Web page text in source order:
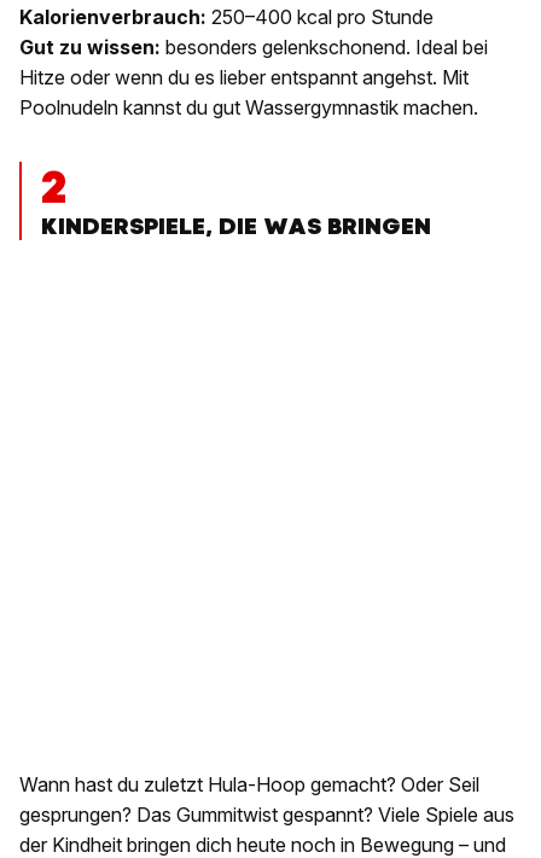
Kalorienverbrauch: 250–400 kcal pro Stunde
Gut zu wissen: besonders gelenkschonend. Ideal bei
Hitze oder wenn du es lieber entspannt angehst. Mit
Poolnudeln kannst du gut Wassergymnastik machen.
2
KINDERSPIELE, DIE WAS BRINGEN
Wann hast du zuletzt Hula-Hoop gemacht? Oder Seil
gesprungen? Das Gummitwist gespannt? Viele Spiele aus
der Kindheit bringen dich heute noch in Bewegung – und